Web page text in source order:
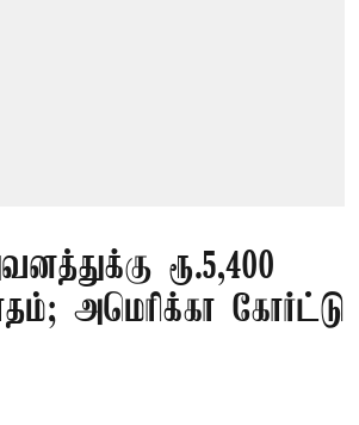
ரூ.5,400
அமெரிக்கா கோர்ட்டு